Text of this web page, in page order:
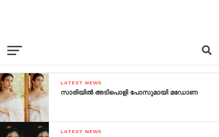
LATEST NEWS
സാരിയില്‍ അടിപൊളി പോസുമായി മഡോണ
LATEST NEWS